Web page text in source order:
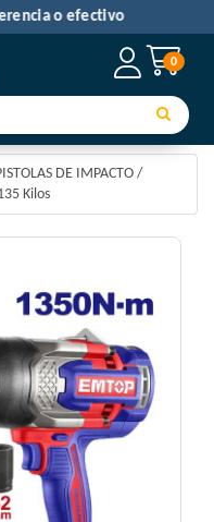
0
o efectivo
DE IMPACTO/
Kilos